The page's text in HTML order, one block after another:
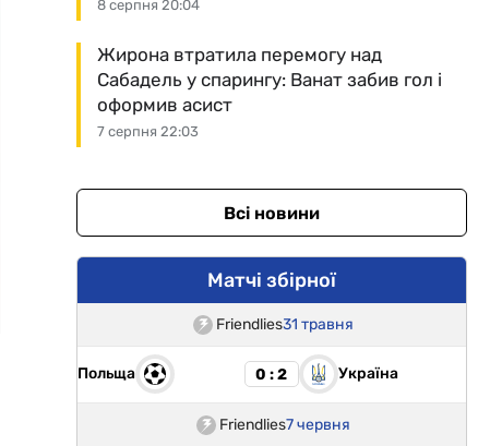
8 серпня 20:04
7 серпня 22:03
Жирона втратила перемогу над
Сабадель у спарингу: Ванат забив гол і
оформив асист
Всі новини
Матчі збірної
Friendlies31 травня
Польща 0 : 2 Україна
Friendlies7 червня